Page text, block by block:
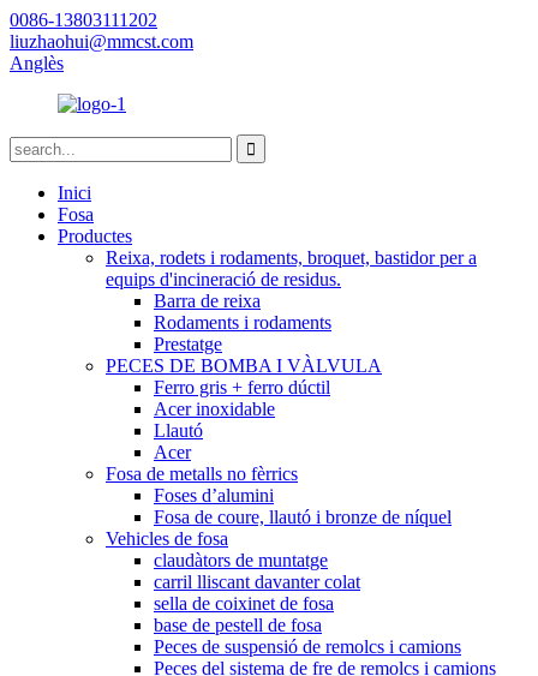
0086-13803111202
liuzhaohui@mmcst.com
Anglès
Inici
Fosa
Productes
Reixa, rodets i rodaments, broquet, bastidor per a
equips d'incineració de residus.
Barra de reixa
Rodaments i rodaments
Prestatge
PECES DE BOMBA I VÀLVULA
Ferro gris + ferro dúctil
Acer inoxidable
Llautó
Acer
Fosa de metalls no fèrrics
Foses d’alumini
Fosa de coure, llautó i bronze de níquel
Vehicles de fosa
claudàtors de muntatge
carril lliscant davanter colat
sella de coixinet de fosa
base de pestell de fosa
Peces de suspensió de remolcs i camions
Peces del sistema de fre de remolcs i camions